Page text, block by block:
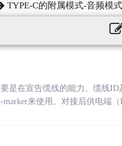
TYPE-C的附属模式-音频模
是在宣告缆线的能力、缆线ID
来使用。对接后供电端（